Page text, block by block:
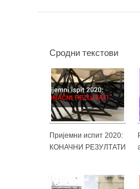
Сродни текстови
Пријемни испит 2020:
КОНАЧНИ РЕЗУЛТАТИ